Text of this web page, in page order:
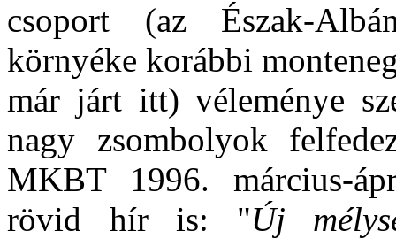
csoport (az Észak-
környéke korábbi
már járt itt) véleménye
nagy zsombolyok
MKBT 1996. március-
rövid hír is: "Új